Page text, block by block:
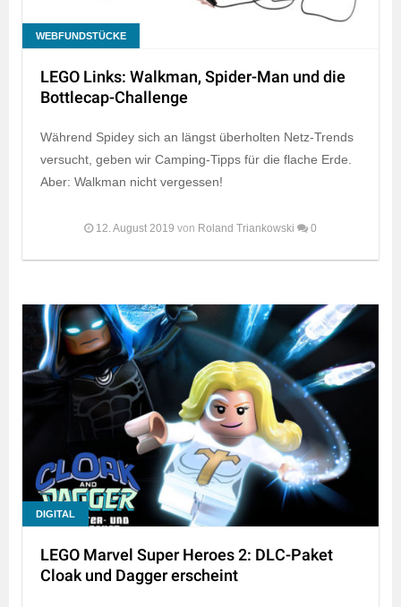
WEBFUNDSTÜCKE
LEGO Links: Walkman, Spider-Man und die
Bottlecap-Challenge
Während Spidey sich an längst überholten Netz-Trends
versucht, geben wir Camping-Tipps für die flache Erde.
Aber: Walkman nicht vergessen!
12. August 2019 von Roland Triankowski 0
DIGITAL
LEGO Marvel Super Heroes 2: DLC-Paket
Cloak und Dagger erscheint